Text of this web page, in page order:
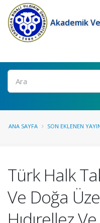
Akademik
Ara
ANA SAYFA SON EKLENEN
Türk Halk
Ve Doğa